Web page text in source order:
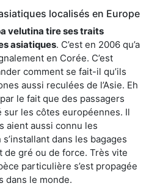
localisés en Europe
velutina tire ses traits
asiatiques. C’est en 2006 qu’a
en Corée. C’est
comment se fait-il qu’ils
aussi reculées de l’Asie. Eh
le fait que des passagers
les côtes européennes. Il
aient aussi connu les
dans les bagages
gré ou de force. Très vite
particulière s’est propagée
dans le monde.